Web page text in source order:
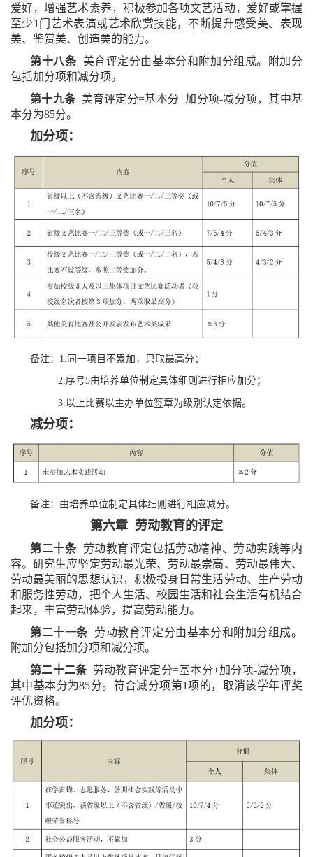
爱好，增强艺术素养，积极参加各项文艺活动，爱好或掌握
至少1门艺术表演或艺术欣赏技能，不断提升感受美、表现
美、鉴赏美、创造美的能力。
第十八条美育评定分由基本分和附加分组成。附加分
包括加分项和减分项。
第十九条美育评定分=基本分+加分项-减分项，其中基
本分为85分。
加分项：
备注：1.同一项目不累加，只取最高分；
2.序号5由培养单位制定具体细则进行相应加分；
3.以上比赛以主办单位签章为级别认定依据。
减分项：
备注：由培养单位制定具体细则进行相应减分。
第六章 劳动教育的评定
第二十条劳动教育评定包括劳动精神、劳动实践等内
容。研究生应坚定劳动最光荣、劳动最崇高、劳动最伟大、
劳动最美丽的思想认识，积极投身日常生活劳动、生产劳动
和服务性劳动，把个人生活、校园生活和社会生活有机结合
起来，丰富劳动体验，提高劳动能力。
第二十一条劳动教育评定分由基本分和附加分组成。
附加分包括加分项和减分项。
第二十二条劳动教育评定分=基本分+加分项-减分项，
其中基本分为85分。符合减分项第1项的，取消该学年评奖
评优资格。
加分项：